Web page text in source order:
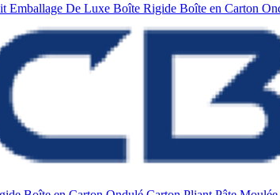
Emballage De Luxe Boîte Rigide Boîte en Carton